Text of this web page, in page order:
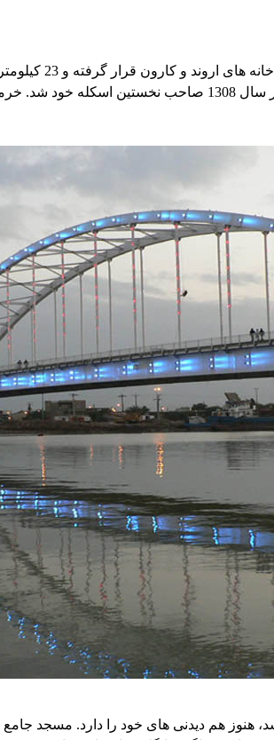
خرمشهر از
فارس و همسایگی با کشور عراق از اهمیت استراتزیک
هم دیدنی های خود را دارد. مسجد جامع